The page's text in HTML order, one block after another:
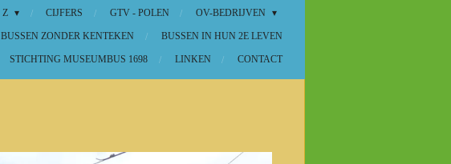
Z CIJFERS GTV - POLEN OV-BEDRIJVEN
BUSSEN ZONDER KENTEKEN BUSSEN IN HUN 2E LEVEN
STICHTING MUSEUMBUS 1698 LINKEN CONTACT